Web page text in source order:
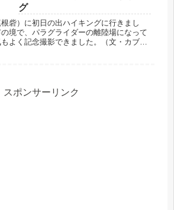
しました。お月見に関連して星の勉
強。...
グ
砦）に初日の出ハイキングに行きまし
境で、パラグライダーの離陸場になって
よく記念撮影できました。（文・カブ隊
スポンサーリンク